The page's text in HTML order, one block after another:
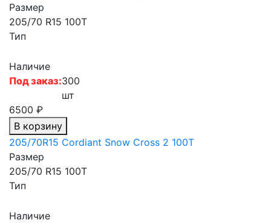
Размер
205/70 R15 100T
Тип
Наличие
Под заказ:300
шт
6500 ₽
В корзину
205/70R15 Cordiant Snow Cross 2 100T
Размер
205/70 R15 100T
Тип
Наличие